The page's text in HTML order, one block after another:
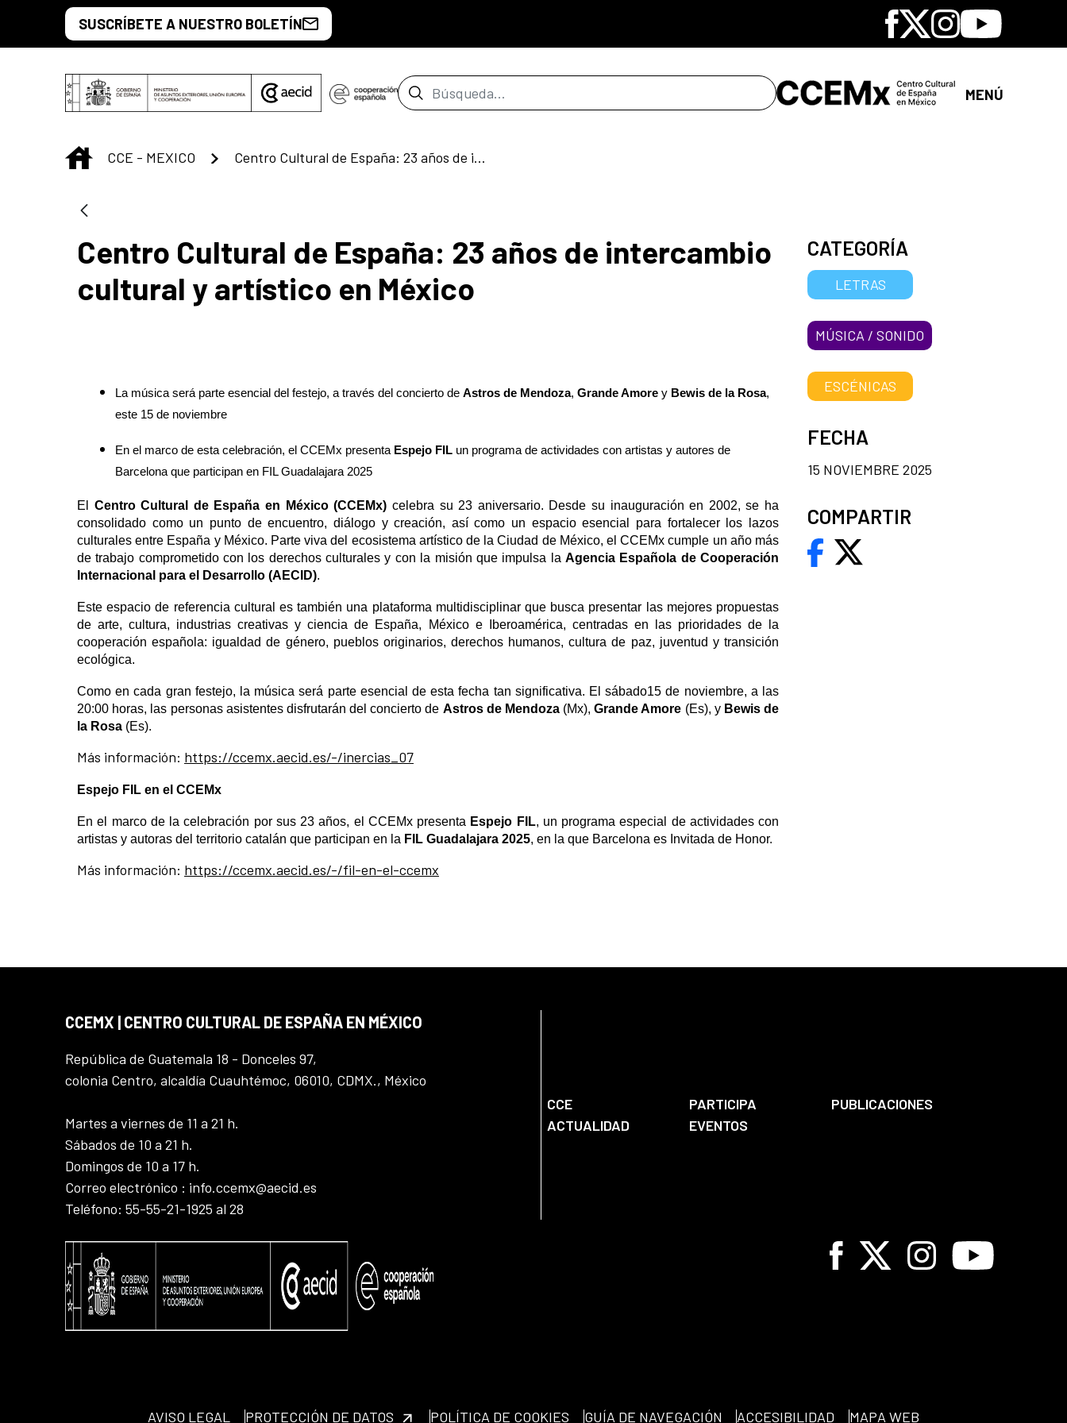
Saltar al contenido principal
SUSCRÍBETE A NUESTRO BOLETÍN Facebook
X Instagram
Youtube
Barra de búsqueda MENÚ
INICIO
CCE - MEXICO Centro Cultural de España: 23 años de intercambio cultural y artístico en México
Centro Cultural de España: 23 años de intercambio
cultural y artístico en México
La música será parte esencial del festejo, a través del concierto de Astros de Mendoza, Grande Amore y Bewis de la Rosa,
este 15 de noviembre
En el marco de esta celebración, el CCEMx presenta Espejo FIL un programa de actividades con artistas y autores de
Barcelona que participan en FIL Guadalajara 2025
El Centro Cultural de España en México (CCEMx) celebra su 23 aniversario. Desde su inauguración en 2002, se ha
consolidado como un punto de encuentro, diálogo y creación, así como un espacio esencial para fortalecer los lazos
culturales entre España y México. Parte viva del ecosistema artístico de la Ciudad de México, el CCEMx cumple un año más
de trabajo comprometido con los derechos culturales y con la misión que impulsa la Agencia Española de Cooperación
Internacional para el Desarrollo (AECID).
Este espacio de referencia cultural es también una plataforma multidisciplinar que busca presentar las mejores propuestas
de arte, cultura, industrias creativas y ciencia de España, México e Iberoamérica, centradas en las prioridades de la
cooperación española: igualdad de género, pueblos originarios, derechos humanos, cultura de paz, juventud y transición
ecológica.
Como en cada gran festejo, la música será parte esencial de esta fecha tan significativa. El sábado15 de noviembre, a las
20:00 horas, las personas asistentes disfrutarán del concierto de Astros de Mendoza(Mx),Grande Amore (Es), y Bewis de
la Rosa (Es).
Más información: https://ccemx.aecid.es/-/inercias_07
Espejo FIL en el CCEMx
En el marco de la celebración por sus 23 años, el CCEMx presenta Espejo FIL, un programa especial de actividades con
artistas y autoras del territorio catalán que participan en la FIL Guadalajara 2025, en la que Barcelona es Invitada de Honor.
Más información: https://ccemx.aecid.es/-/fil-en-el-ccemx
CATEGORÍA
LETRAS
MÚSICA / SONIDO
ESCÉNICAS
FECHA
15 NOVIEMBRE 2025
COMPARTIR
CCEMX | CENTRO CULTURAL DE ESPAÑA EN MÉXICO
República de Guatemala 18 - Donceles 97,
colonia Centro, alcaldía Cuauhtémoc, 06010, CDMX., México
Martes a viernes de 11 a 21 h.
Sábados de 10 a 21 h.
Domingos de 10 a 17 h.
Correo electrónico : info.ccemx@aecid.es
Teléfono: 55-55-21-1925 al 28
CCE PARTICIPA
PUBLICACIONES
ACTUALIDAD
EVENTOS
Facebook
X InstagramYoutube
AVISO LEGAL PROTECCIÓN DE DATOS POLÍTICA DE COOKIES GUÍA DE NAVEGACIÓN ACCESIBILIDAD MAPA WEB